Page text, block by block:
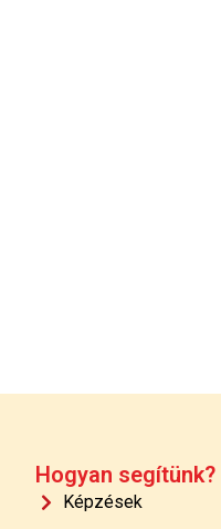
Hogyan segítünk?
Képzések